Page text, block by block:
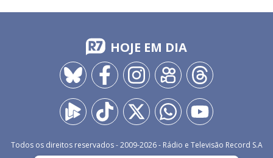
HOJE EM DIA
Todos os direitos reservados - 2009-2026- Rádio e Televisão Record S.A